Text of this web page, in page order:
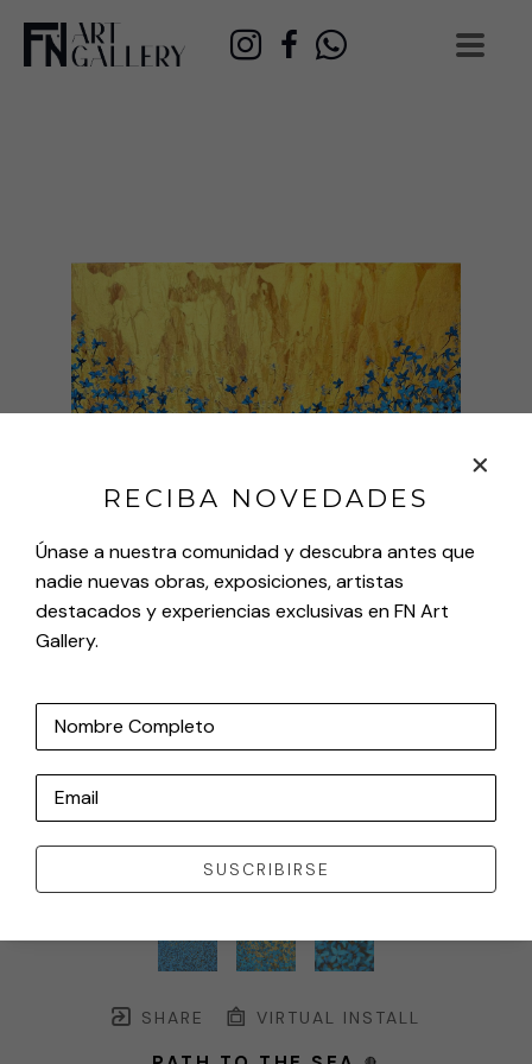
SHARE VIRTUAL INSTALL
RECIBA NOVEDADES
Únase a nuestra comunidad y descubra antes que
nadie nuevas obras, exposiciones, artistas
destacados y experiencias exclusivas en FN Art
Gallery.
Nombre Completo
Email
SUSCRIBIRSE